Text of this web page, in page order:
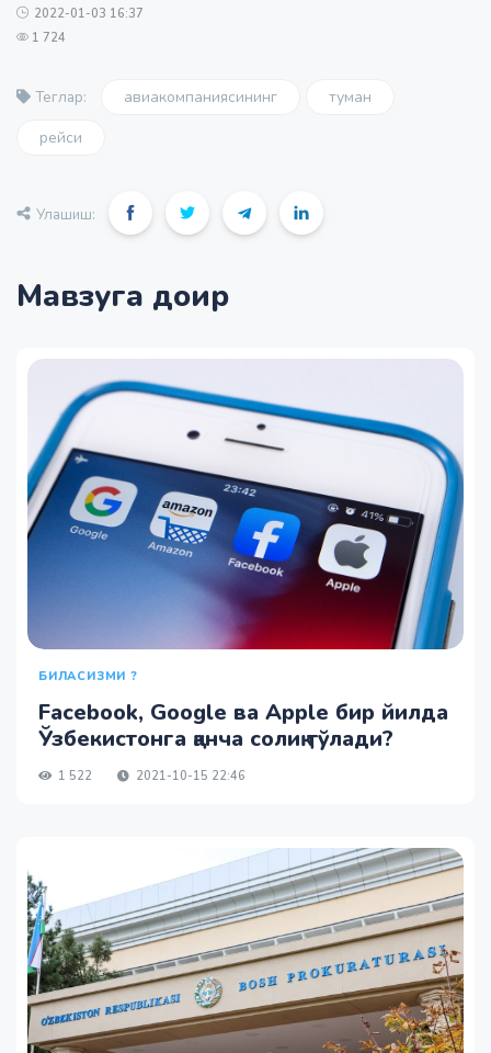
2022-01-03 16:37
1 724
Теглар: авиакомпаниясининг
туман
рейси
Улашиш:
Мавзуга доир
БИЛАСИЗМИ ?
Facebook, Google ва Apple бир йилда
Ўзбекистонга қанча солиқ тўлади?
1 522 2021-10-15 22:46